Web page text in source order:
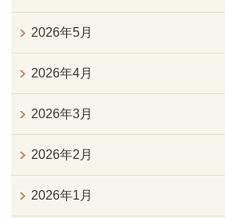
2026年5月
2026年4月
2026年3月
2026年2月
2026年1月